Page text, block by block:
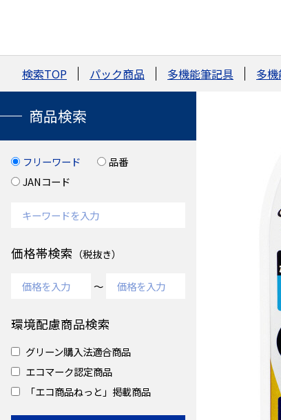
検索TOP パック商品 多機能筆記具 多
商品検索
フリーワード
品番
JANコード
価格帯検索 （税抜き）
～
環境配慮商品検索
グリーン購入法適合商品
エコマーク認定商品
「エコ商品ねっと」掲載商品